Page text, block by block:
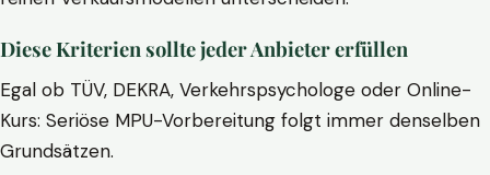
Diese Kriterien sollte jeder Anbieter erfüllen
Egal ob TÜV, DEKRA, Verkehrspsychologe oder Online-
Kurs: Seriöse MPU-Vorbereitung folgt immer denselben
Grundsätzen.